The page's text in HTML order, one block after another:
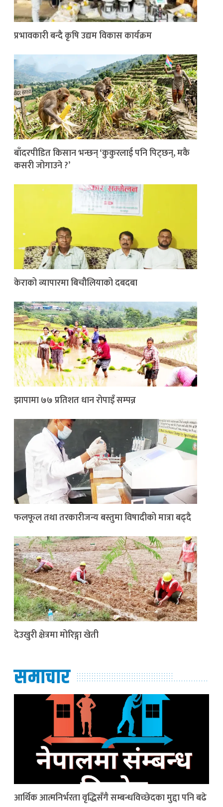
प्रभावकारी बन्दै कृषि उद्यम विकास कार्यक्रम
बाँदरपीडित किसान भन्छन् ‘कुकुरलाई पनि पिट्छन्, मकै
कसरी जोगाउने ?’
केराको व्यापारमा बिचौलियाको दबदबा
झापामा ७७ प्रतिशत धान रोपाइँ सम्पन्न
फलफूल तथा तरकारीजन्य बस्तुमा विषादीको मात्रा बढ्दै
देउखुरी क्षेत्रमा मोरिङ्गा खेती
समाचार
आर्थिक आत्मनिर्भरता वृद्धिसँगै सम्बन्धविच्छेदका मुद्दा पनि बढे